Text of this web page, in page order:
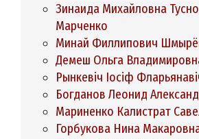
Зинаида Михайловна Туснолобова-
Марченко
Минай Филлипович
Демеш Ольга
Рынкевіч Іосіф
Богданов Леонид
Мариненко Калистрат
Горбукова Нина